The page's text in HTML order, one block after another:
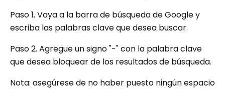
Paso 1. Vaya a la barra de búsqueda de Google y
escriba las palabras clave que desea buscar.
Paso 2. Agregue un signo "-" con la palabra clave
que desea bloquear de los resultados de búsqueda.
Nota: asegúrese de no haber puesto ningún espacio